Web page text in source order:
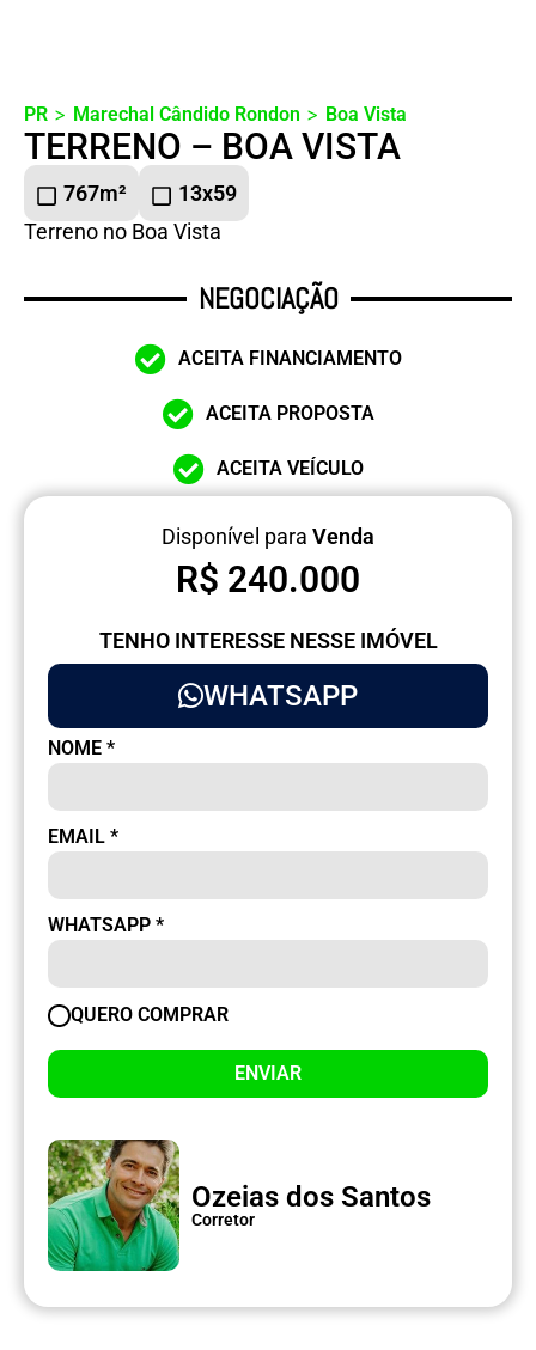
PR > Marechal Cândido Rondon > Boa Vista
TERRENO – BOA VISTA
767m²
13x59
Terreno no Boa Vista
NEGOCIAÇÃO
ACEITA FINANCIAMENTO
ACEITA PROPOSTA
ACEITA VEÍCULO
Disponível para Venda
R$ 240.000
TENHO INTERESSE NESSE IMÓVEL
WHATSAPP
NOME *
EMAIL *
WHATSAPP *
QUERO COMPRAR
ENVIAR
Ozeias dos Santos
Corretor